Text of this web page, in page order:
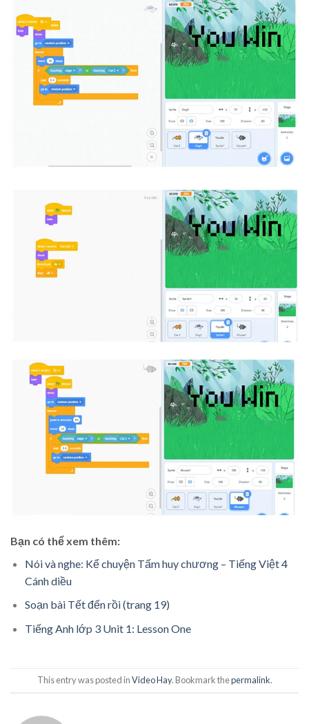
Bạn có thể xem thêm:
Nói và nghe: Kể chuyện Tấm huy chương – Tiếng Việt 4
Cánh diều
Soạn bài Tết đến rồi (trang 19)
Tiếng Anh lớp 3 Unit 1: Lesson One
This entry was posted inVideo Hay. Bookmark thepermalink.